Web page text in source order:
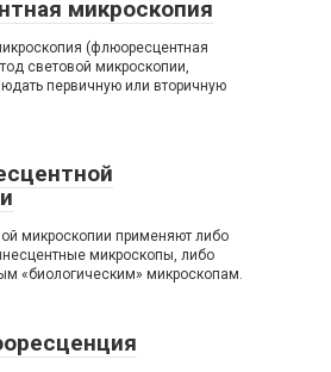
микроскопия
(флюоресцентная
световой микроскопии,
первичную или вторичную
микроскопии применяют либо
микроскопы, либо
«биологическим» микроскопам.